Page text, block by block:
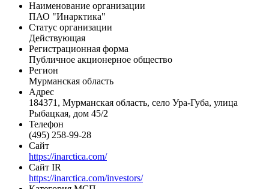
Наименование организации
ПАО "Инарктика"
Статус организации
Действующая
Регистрационная форма
Публичное акционерное общество
Регион
Мурманская область
Адрес
184371, Мурманская область, село Ура-Губа, улица
Рыбацкая, дом 45/2
Телефон
(495) 258-99-28
Сайт
https://inarctica.com/
Сайт IR
https://inarctica.com/investors/